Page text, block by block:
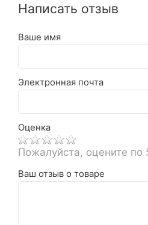
Написать отзыв
Ваше имя
Электронная почта
Оценка
Пожалуйста, оцените по
Ваш отзыв о товаре